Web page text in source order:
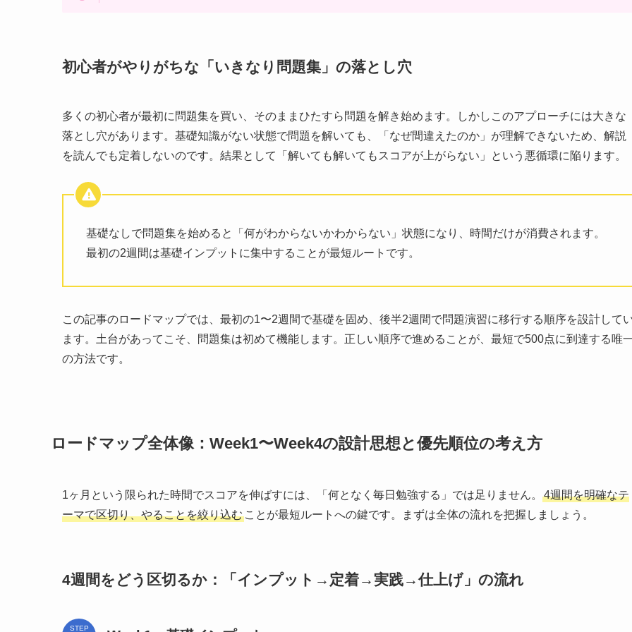
初心者がやりがちな「いきなり問題集」の落とし穴
多くの初心者が最初に問題集を買い、そのままひたすら問題を解き始めます。しかしこのアプローチには大きな
落とし穴があります。基礎知識がない状態で問題を解いても、「なぜ間違えたのか」が理解できないため、解説
を読んでも定着しないのです。結果として「解いても解いてもスコアが上がらない」という悪循環に陥ります。
基礎なしで問題集を始めると「何がわからないかわからない」状態になり、時間だけが消費されます。
最初の2週間は基礎インプットに集中することが最短ルートです。
この記事のロードマップでは、最初の1〜2週間で基礎を固め、後半2週間で問題演習に移行する順序を設計して
ます。土台があってこそ、問題集は初めて機能します。正しい順序で進めることが、最短で500点に到達する唯
の方法です。
ロードマップ全体像：Week1〜Week4の設計思想と優先順位の考え方
1ヶ月という限られた時間でスコアを伸ばすには、「何となく毎日勉強する」では足りません。
4週間を明確なテ
ーマで区切り、やることを絞り込む ことが最短ルートへの鍵です。まずは全体の流れを把握しましょう。
4週間をどう区切るか：「インプット→定着→実践→仕上げ」の流れ
STEP